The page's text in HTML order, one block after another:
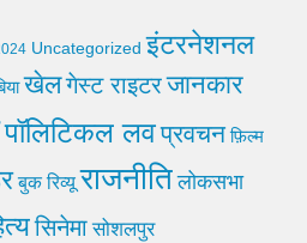
Uncategorized इंटरनेशनल
खेलगेस्ट राइटरजानकार
पॉलिटिकल लवप्रवचन फ़िल्म
बुक रिव्यू राजनीति लोकसभा
सिनेमा सोशलपुर